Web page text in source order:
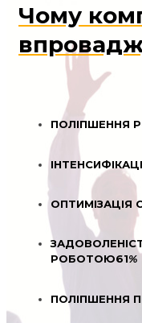
Чому
ПОЛІПШЕННЯ
ОПТИМІЗАЦІЯ
РОБОТОЮ61%
ПОЛІПШЕННЯ